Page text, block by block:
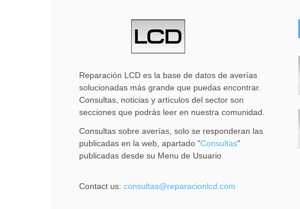
Reparación LCD es la base de datos de averías
solucionadas más grande que puedas encontrar.
Consultas, noticias y artículos del sector son
secciones que podrás leer en nuestra comunidad.
Consultas sobre averías, solo se responderan las
publicadas en la web, apartado "Consultas"
publicadas desde su Menu de Usuario
Contact us: consultas@reparacionlcd.com